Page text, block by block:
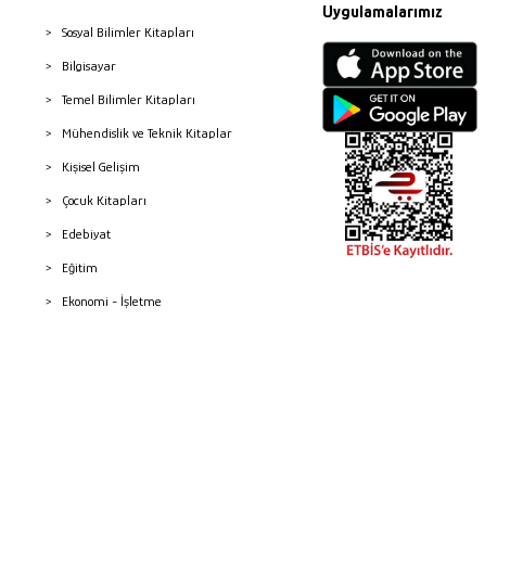
Sosyal Bilimler Kitapları
Bilgisayar
Temel Bilimler Kitapları
Mühendislik ve Teknik Kitaplar
Kişisel Gelişim
Çocuk Kitapları
Edebiyat
Eğitim
Ekonomi - İşletme
Uygulamalarımız